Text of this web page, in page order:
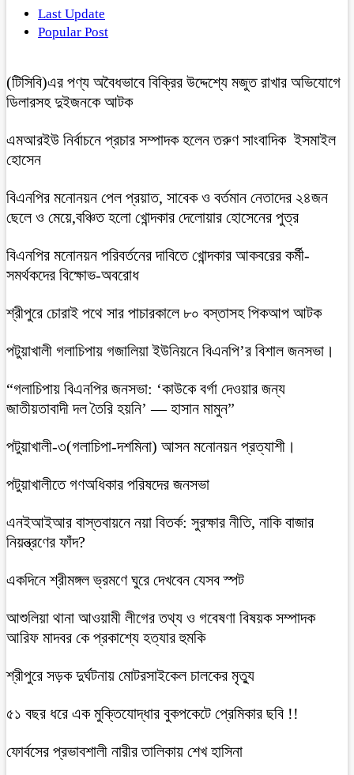
Last Update
Popular Post
(টিসিবি)এর পণ্য অবৈধভাবে বিক্রির উদ্দেশ্যে মজুত রাখার অভিযোগে
ডিলারসহ দুইজনকে আটক
এমআরইউ নির্বাচনে প্রচার সম্পাদক হলেন তরুণ সাংবাদিক ইসমাইল
হোসেন
বিএনপির মনোনয়ন পেল প্রয়াত, সাবেক ও বর্তমান নেতাদের ২৪জন
ছেলে ও মেয়ে,বঞ্চিত হলো খোন্দকার দেলোয়ার হোসেনের পুত্র
বিএনপির মনোনয়ন পরিবর্তনের দাবিতে খোন্দকার আকবরের কর্মী-
সমর্থকদের বিক্ষোভ-অবরোধ
শ্রীপুরে চোরাই পথে সার পাচারকালে ৮০ বস্তাসহ পিকআপ আটক
‎পটুয়াখালী গলাচিপায় গজালিয়া ইউনিয়নে বিএনপি’র বিশাল জনসভা।
“গলাচিপায় বিএনপির জনসভা: ‘কাউকে বর্গা দেওয়ার জন্য
জাতীয়তাবাদী দল তৈরি হয়নি’ — হাসান মামুন”
পটুয়াখালী-৩(গলাচিপা-দশমিনা) আসন মনোনয়ন প্রত্যাশী।
পটুয়াখালীতে গণঅধিকার পরিষদের জনসভা
এনইআইআর বাস্তবায়নে নয়া বিতর্ক: সুরক্ষার নীতি, নাকি বাজার
নিয়ন্ত্রণের ফাঁদ?
একদিনে শ্রীমঙ্গল ভ্রমণে ঘুরে দেখবেন যেসব স্পট
আশুলিয়া থানা আওয়ামী লীগের তথ্য ও গবেষণা বিষয়ক সম্পাদক
আরিফ মাদবর কে প্রকাশ্যে হত্যার হুমকি
শ্রীপুরে সড়ক দুর্ঘটনায় মোটরসাইকেল চালকের মৃত্যু
৫১ বছর ধরে এক মুক্তিযোদ্ধার বুকপকেটে প্রেমিকার ছবি !!
ফোর্বসের প্রভাবশালী নারীর তালিকায় শেখ হাসিনা